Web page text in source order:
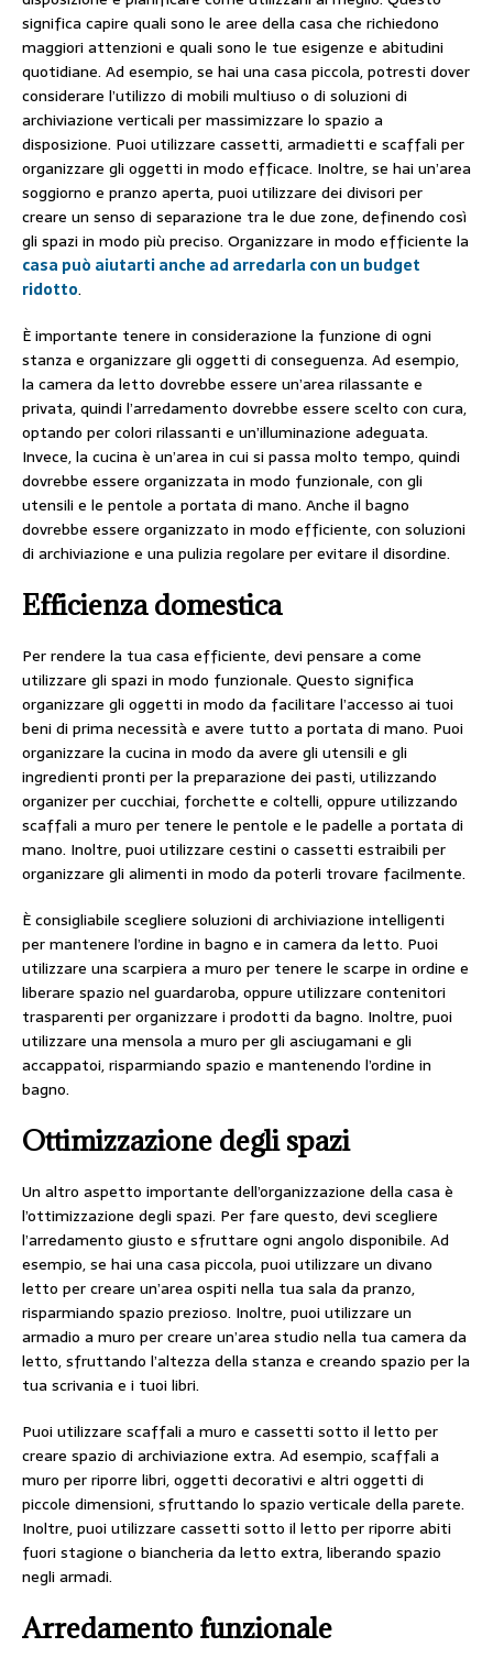
significa capire quali sono le aree della casa che richiedono
maggiori attenzioni e quali sono le tue esigenze e abitudini
quotidiane. Ad esempio, se hai una casa piccola, potresti dover
considerare l’utilizzo di mobili multiuso o di soluzioni di
archiviazione verticali per massimizzare lo spazio a
disposizione. Puoi utilizzare cassetti, armadietti e scaffali per
organizzare gli oggetti in modo efficace. Inoltre, se hai un’area
soggiorno e pranzo aperta, puoi utilizzare dei divisori per
creare un senso di separazione tra le due zone, definendo così
gli spazi in modo più preciso. Organizzare in modo efficiente la
casa può aiutarti anche ad arredarla con un budget
ridotto.
È importante tenere in considerazione la funzione di ogni
stanza e organizzare gli oggetti di conseguenza. Ad esempio,
la camera da letto dovrebbe essere un’area rilassante e
privata, quindi l’arredamento dovrebbe essere scelto con cura,
optando per colori rilassanti e un’illuminazione adeguata.
Invece, la cucina è un’area in cui si passa molto tempo, quindi
dovrebbe essere organizzata in modo funzionale, con gli
utensili e le pentole a portata di mano. Anche il bagno
dovrebbe essere organizzato in modo efficiente, con soluzioni
di archiviazione e una pulizia regolare per evitare il disordine.
Efficienza domestica
Per rendere la tua casa efficiente, devi pensare a come
utilizzare gli spazi in modo funzionale. Questo significa
organizzare gli oggetti in modo da facilitare l’accesso ai tuoi
beni di prima necessità e avere tutto a portata di mano. Puoi
organizzare la cucina in modo da avere gli utensili e gli
ingredienti pronti per la preparazione dei pasti, utilizzando
organizer per cucchiai, forchette e coltelli, oppure utilizzando
scaffali a muro per tenere le pentole e le padelle a portata di
mano. Inoltre, puoi utilizzare cestini o cassetti estraibili per
organizzare gli alimenti in modo da poterli trovare facilmente.
È consigliabile scegliere soluzioni di archiviazione intelligenti
per mantenere l’ordine in bagno e in camera da letto. Puoi
utilizzare una scarpiera a muro per tenere le scarpe in ordine e
liberare spazio nel guardaroba, oppure utilizzare contenitori
trasparenti per organizzare i prodotti da bagno. Inoltre, puoi
utilizzare una mensola a muro per gli asciugamani e gli
accappatoi, risparmiando spazio e mantenendo l’ordine in
bagno.
Ottimizzazione degli spazi
Un altro aspetto importante dell’organizzazione della casa è
l’ottimizzazione degli spazi. Per fare questo, devi scegliere
l’arredamento giusto e sfruttare ogni angolo disponibile. Ad
esempio, se hai una casa piccola, puoi utilizzare un divano
letto per creare un’area ospiti nella tua sala da pranzo,
risparmiando spazio prezioso. Inoltre, puoi utilizzare un
armadio a muro per creare un’area studio nella tua camera da
letto, sfruttando l’altezza della stanza e creando spazio per la
tua scrivania e i tuoi libri.
Puoi utilizzare scaffali a muro e cassetti sotto il letto per
creare spazio di archiviazione extra. Ad esempio, scaffali a
muro per riporre libri, oggetti decorativi e altri oggetti di
piccole dimensioni, sfruttando lo spazio verticale della parete.
Inoltre, puoi utilizzare cassetti sotto il letto per riporre abiti
fuori stagione o biancheria da letto extra, liberando spazio
negli armadi.
Arredamento funzionale